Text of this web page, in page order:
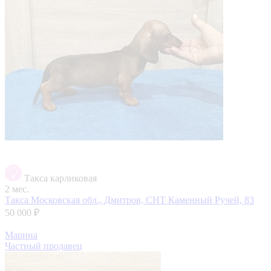
Такса карликовая
2 мес.
Такса Московская обл., Дмитров, СНТ Каменный Ручей, 83
50 000 ₽
Марина
Частный продавец